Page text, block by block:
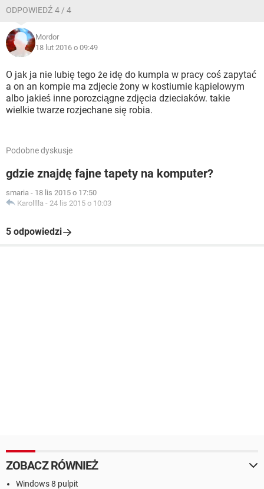
ODPOWIEDŹ 4 / 4
Mordor
18 lut 2016 o 09:49
O jak ja nie lubię tego że idę do kumpla w pracy coś zapytać
a on an kompie ma zdjecie żony w kostiumie kąpielowym
albo jakieś inne porozciągne zdjęcia dzieciaków. takie
wielkie twarze rozjechane się robia.
Podobne dyskusje
gdzie znajdę fajne tapety na komputer?
smaria - 18 lis 2015 o 17:50
Karolllla - 24 lis 2015 o 10:03
5 odpowiedzi
ZOBACZ RÓWNIEŻ
Windows 8 pulpit